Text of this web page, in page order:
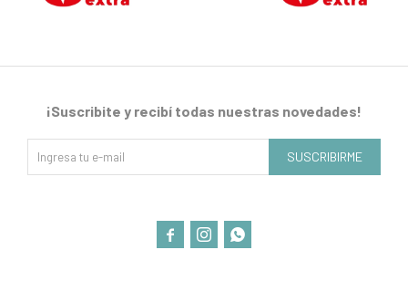
¡Suscribite y recibí todas nuestras novedades!
SUSCRIBIRME
  